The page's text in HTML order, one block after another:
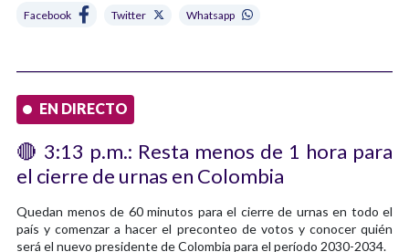
Facebook
Twitter Whatsapp
EN DIRECTO
🔴 3:13 p.m.: Resta menos de 1 hora para
el cierre de urnas en Colombia
Quedan menos de 60 minutos para el cierre de urnas en todo el
país y comenzar a hacer el preconteo de votos y conocer quién
será el nuevo presidente de Colombia para el período 2030-2034.